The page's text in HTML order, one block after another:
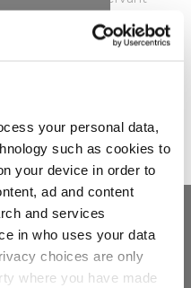
your personal data,
such as cookies to
your device in order to
ad and content
and services
in who uses your data
choices are only
where you have made
entre autres, les
dans les différents ateliers
la peinture de meubles,
la poterie.
COMME LES